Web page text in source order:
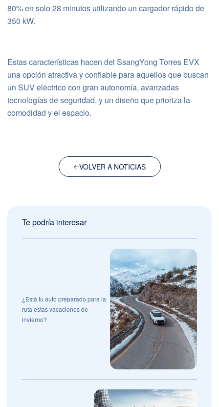
80% en solo 28 minutos utilizando un cargador rápido de
350 kW.
Estas características hacen del SsangYong Torres EVX
una opción atractiva y confiable para aquellos que buscan
un SUV eléctrico con gran autonomía, avanzadas
tecnologías de seguridad, y un diseño que prioriza la
comodidad y el espacio.
VOLVER A NOTICIAS
Te podría interesar
¿Está tu auto preparado para la
ruta estas vacaciones de
invierno?